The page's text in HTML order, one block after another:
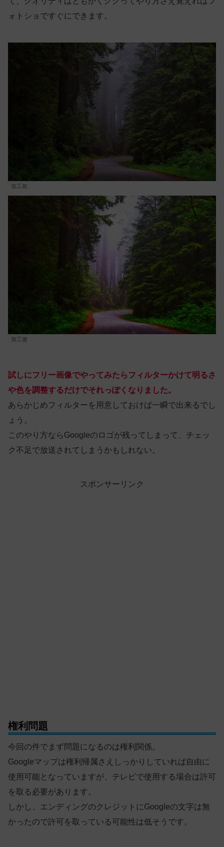
ォトショですぐにできます。
加工前
加工後
試しにフリー画像でやってみたらフィルターかけて明るさ
や色を調整するだけでそれっぽくなりました。
あらかじめフィルターを用意しておけば一瞬で出来るでし
ょう。
このやり方ならGoogleのロゴが残ってしまって、チェッ
ク不足で放送されてしまうかもしれない。
スポンサーリンク
権利問題
今回の件でまず問題になるのは権利関係。
Googleマップは権利帰属さえしっかりしていれば自由に
使用可能となっていますが、テレビで使用する場合は許可
を取る必要があります。
しかし、エンディングのクレジットにGoogleの文字は無
かったので許可を取っている可能性は低そうです。